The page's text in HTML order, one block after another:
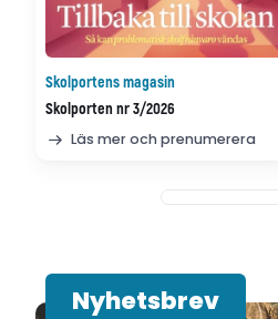
Skolportens magasin
Skolporten nr 3/2026
Läs mer och prenumerera
Nyhetsbrev